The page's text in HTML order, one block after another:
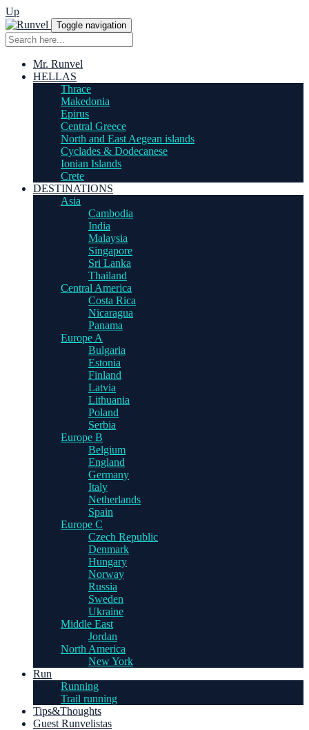
Up
Toggle navigation
Mr. Runvel
HELLAS
Thrace
Makedonia
Epirus
Central Greece
North and East Aegean islands
Cyclades & Dodecanese
Ionian Islands
Crete
DESTINATIONS
Asia
Cambodia
India
Malaysia
Singapore
Sri Lanka
Thailand
Central America
Costa Rica
Nicaragua
Panama
Europe A
Bulgaria
Estonia
Finland
Latvia
Lithuania
Poland
Serbia
Europe B
Belgium
England
Germany
Italy
Netherlands
Spain
Europe C
Czech Republic
Denmark
Hungary
Norway
Russia
Sweden
Ukraine
Middle East
Jordan
North America
New York
Run
Running
Trail running
Tips&Thoughts
Guest Runvelistas